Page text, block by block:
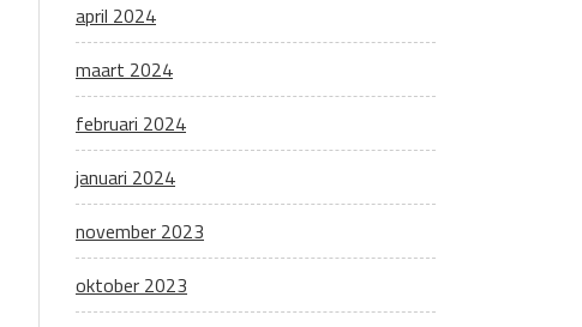
april 2024
maart 2024
februari 2024
januari 2024
november 2023
oktober 2023